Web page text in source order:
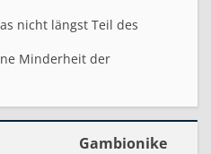
nicht längst Teil des
Minderheit der
Gambionike